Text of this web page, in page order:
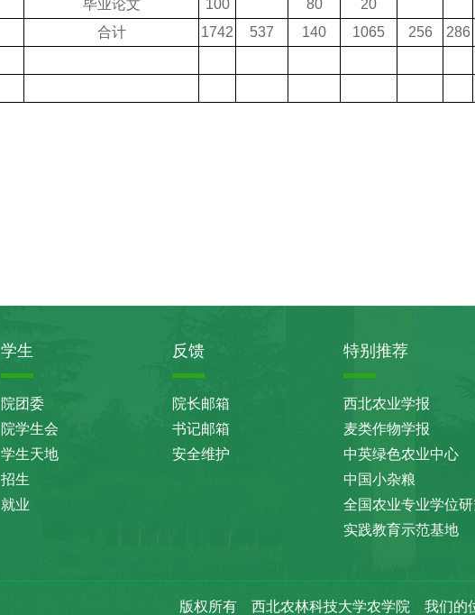
毕业论文
100 80 20
合计
1742 537 140 1065 256 286
学生
院团委
院学生会
学生天地
招生
就业
反馈
院长邮箱
书记邮箱
安全维护
特别推荐
西北农业学报
麦类作物学报
中英绿色农业中心
中国小杂粮
全国农业专业学位
实践教育示范基地
版权所有 西北农林科技大学农学院 我们的